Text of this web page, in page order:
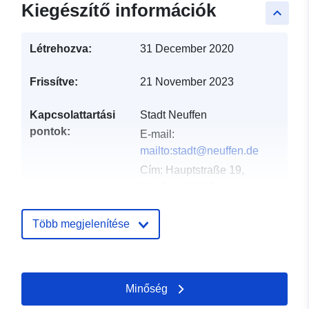
keyboard_arrow_up
Kiegészítő információk
Létrehozva: 31 December 2020
Frissítve: 21 November 2023
Kapcsolattartási
pontok:
Stadt Neuffen
E-mail:
mailto:stadt@neuffen.de
Cím: Hauptstraße 19,
URL:
nyilvántartás:
21 February 2026
Frissítve: data.europa.eu:
Több megjelenítése
Minőség